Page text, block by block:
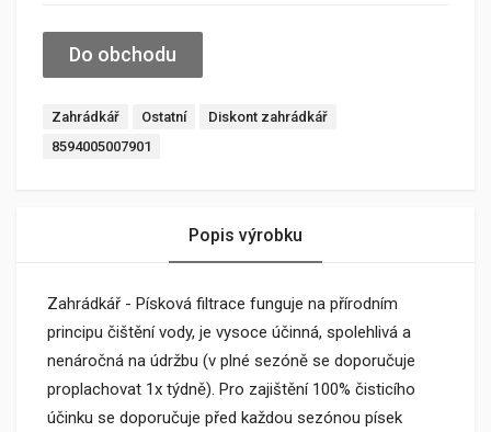
Do obchodu
Zahrádkář Ostatní
Diskont zahrádkář
8594005007901
Popis výrobku
Zahrádkář - Písková filtrace funguje na přírodním
principu čištění vody, je vysoce účinná, spolehlivá a
nenáročná na údržbu (v plné sezóně se doporučuje
proplachovat 1x týdně). Pro zajištění 100% čisticího
účinku se doporučuje před každou sezónou písek